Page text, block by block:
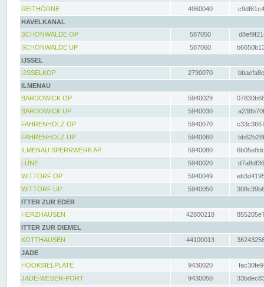
REITHÖRNE
4960040
HAVELKANAL
SCHÖNWALDE OP
587050
SCHÖNWALDE UP
587060
IJSSEL
IJSSELKOP
2790070
ILMENAU
BARDOWICK OP
5940029
BARDOWICK UP
5940030
FAHRENHOLZ OP
5940070
FAHRENHOLZ UP
5940060
ILMENAU SPERRWERK AP
5940080
LÜNE
5940020
WITTORF OP
5940049
WITTORF UP
5940050
ITTER ZUR EDER
HERZHAUSEN
42800218
ITTER ZUR DIEMEL
KOTTHAUSEN
44100013
JADE
HOOKSIELPLATE
9430020
JADE-WESER-PORT
9430050